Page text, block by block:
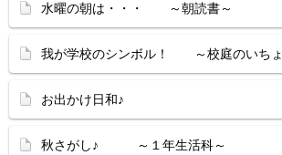
水曜の朝は・・・ ～朝読書～
我が学校のシンボル！ ～校庭のいちょ
お出かけ日和♪
秋さがし♪ ～１年生活科～